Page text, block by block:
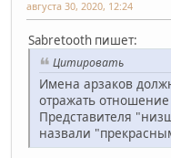
августа 30, 2020, 12:24
Sabretooth пишет:
Цитировать
Имена арзаков
отражать
Представителя
назвали